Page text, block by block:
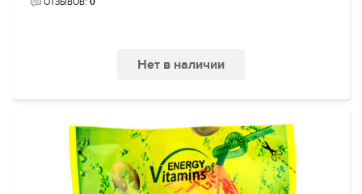
ОТЗЫВОВ: 0
Нет в наличии